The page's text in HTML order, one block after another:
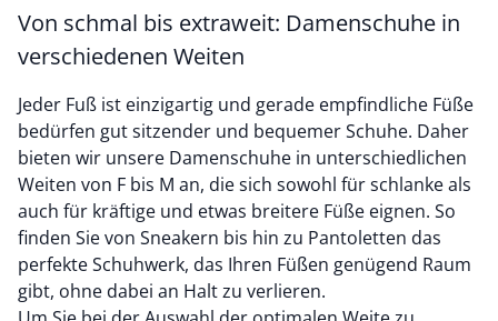
Von schmal bis extraweit: Damenschuhe in
verschiedenen Weiten
Jeder Fuß ist einzigartig und gerade empfindliche Füße
bedürfen gut sitzender und bequemer Schuhe. Daher
bieten wir unsere Damenschuhe in unterschiedlichen
Weiten von F bis M an, die sich sowohl für schlanke als
auch für kräftige und etwas breitere Füße eignen. So
finden Sie von Sneakern bis hin zu Pantoletten das
perfekte Schuhwerk, das Ihren Füßen genügend Raum
gibt, ohne dabei an Halt zu verlieren.